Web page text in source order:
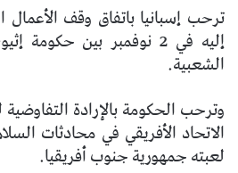
ترحب إسبانيا باتفاق وقف
إليه في 2 نوفمبر بين
الشعبية.
وترحب الحكومة بالإرادة
الاتحاد الأفريقي في محادثات
لعبته جمهورية جنوب أفريقيا.